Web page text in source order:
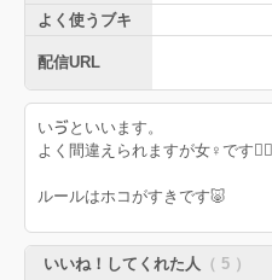
よく使うブキ
配信URL
いゔといいます。
よく間違えられますが女♀です🤦‍♀️
ルールはホコがすきです🐷
いいね！してくれた人 （ 5 ）